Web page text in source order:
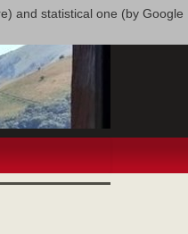
and statistical one (by Google